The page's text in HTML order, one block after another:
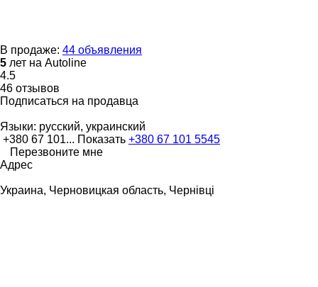
В продаже: 44 объявления
5 лет на Autoline
4.5
46 отзывов
Подписаться на продавца
Языки: русский, украинский
+380 67 101... Показать +380 67 101 5545
Перезвоните мне
Адрес
Украина, Черновицкая область, Чернівці